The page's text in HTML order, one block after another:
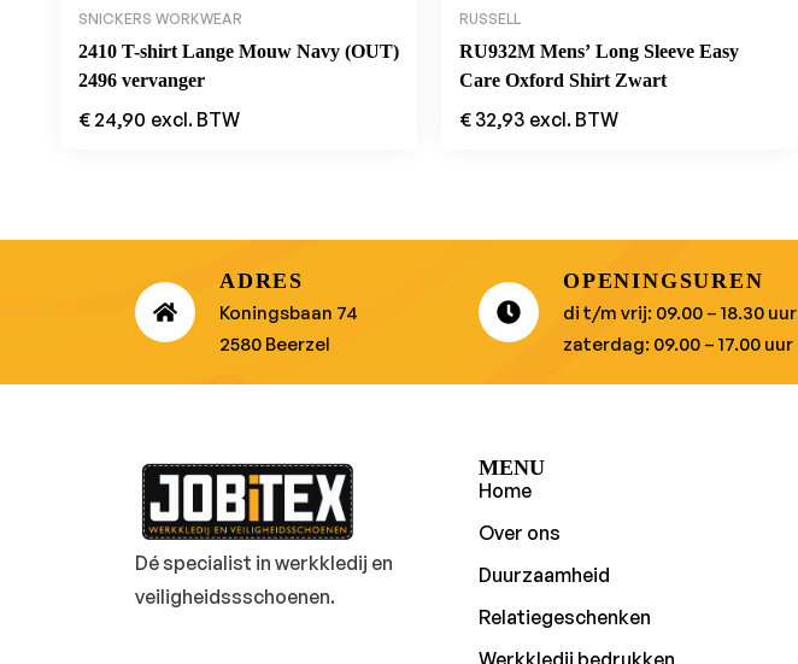
SNICKERS WORKWEAR
2410 T-shirt Lange Mouw Navy (OUT)
2496 vervanger
€ 24,90 excl. BTW
RUSSELL
RU932M Mens’ Long Sleeve Easy
Care Oxford Shirt Zwart
€ 32,93 excl. BTW
ADRES
Koningsbaan 74
2580 Beerzel
OPENINGSUREN
di t/m vrij: 09.00 – 18.30 uur
zaterdag: 09.00 – 17.00 uur
Dé specialist in werkkledij en
veiligheidssschoenen.
MENU
Home
Over ons
Duurzaamheid
Relatiegeschenken
Werkkledij bedrukken